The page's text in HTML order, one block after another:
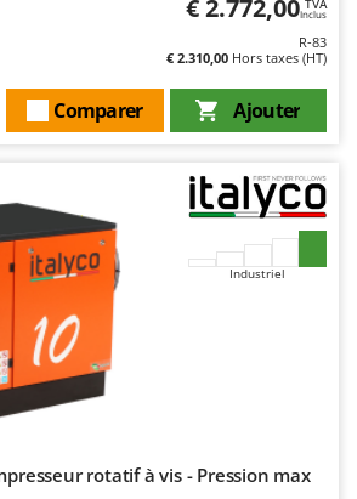
€ 2.772,00Inclus
R-83
€ 2.310,00 Hors taxes (HT)
Ajouter
Comparer
Industriel
rotatif à vis - Pression max